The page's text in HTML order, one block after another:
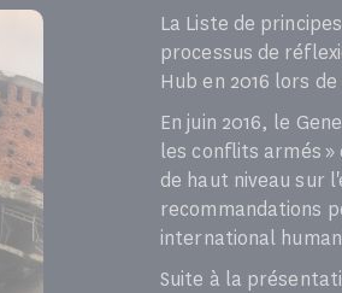
La Liste de
processus de
Hub en 2016 lors
En juin 2016, le
les conflits armés
de haut niveau sur
recommandations
international
Suite à la